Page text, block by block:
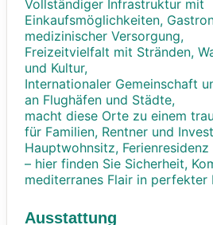
Vollständiger Infrastruktur mit
Einkaufsmöglichkeiten,
medizinischer Versorgung,
Freizeitvielfalt mit Stränden,
und Kultur,
Internationaler Gemeinschaft
an Flughäfen und Städte,
macht diese Orte zu einem
für Familien, Rentner und
Hauptwohnsitz,
– hier finden Sie Sicherheit,
mediterranes Flair in perfekter
Ausstattung